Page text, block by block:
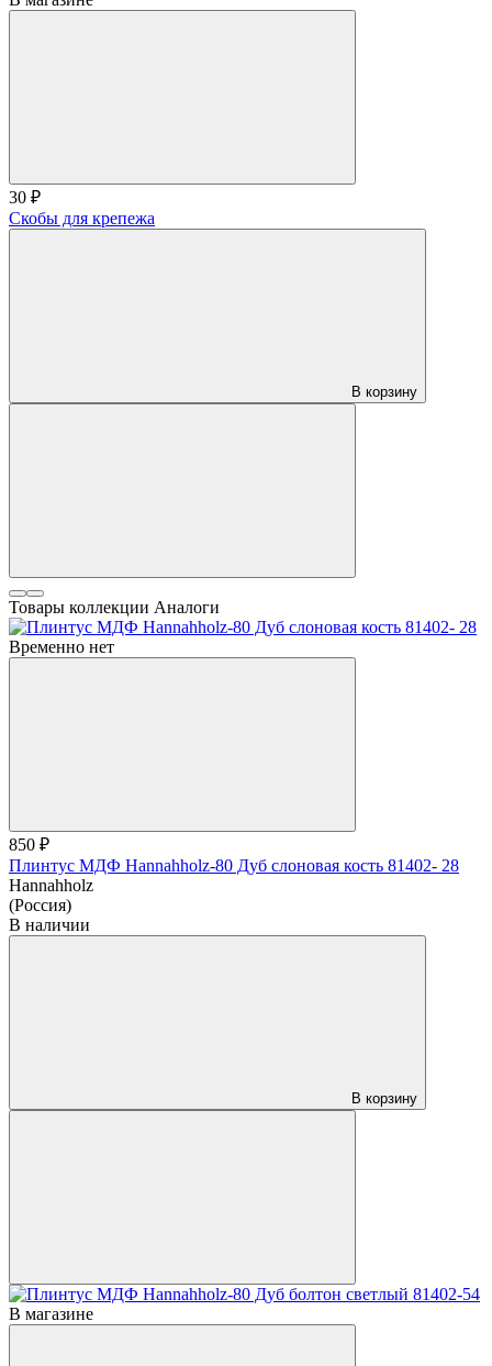
30 ₽
Скобы для крепежа
В корзину
Товары коллекции Аналоги
Временно нет
850 ₽
Плинтус МДФ Hannahholz-80 Дуб слоновая кость 81402- 28
Hannahholz
(Россия)
В наличии
В корзину
В магазине